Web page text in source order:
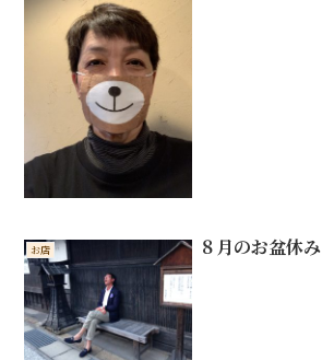
お店 ８月のお盆休み